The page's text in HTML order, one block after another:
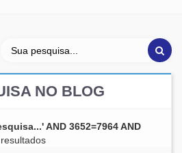
NO BLOG
AND 3652=7964 AND